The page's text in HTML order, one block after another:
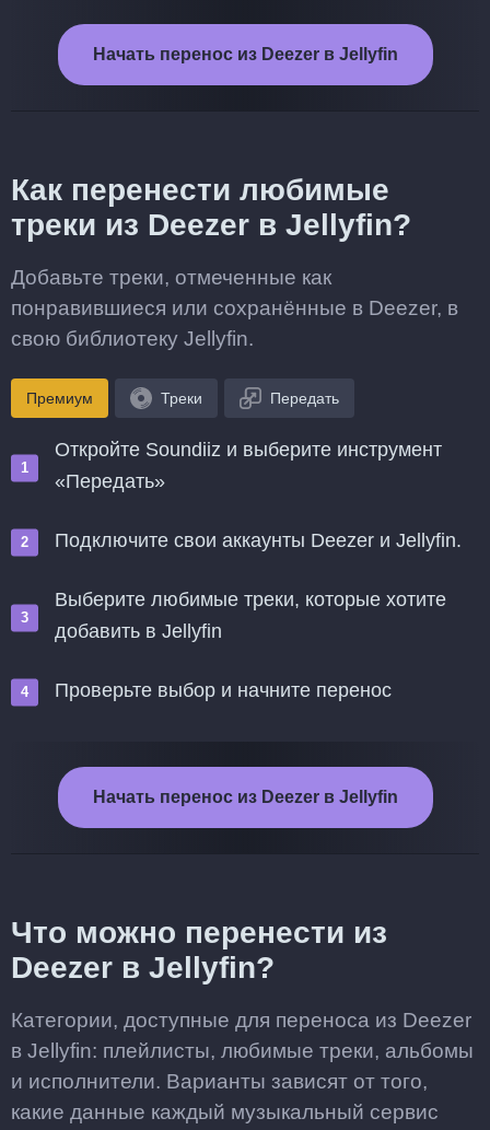
Начать перенос из Deezer в Jellyfin
Как перенести любимые
треки из Deezer в Jellyfin?
Добавьте треки, отмеченные как
понравившиеся или сохранённые в Deezer, в
свою библиотеку Jellyfin.
Премиум Треки Передать
Откройте Soundiiz и выберите инструмент
«Передать»
Подключите свои аккаунты Deezer и Jellyfin.
Выберите любимые треки, которые хотите
добавить в Jellyfin
Проверьте выбор и начните перенос
Начать перенос из Deezer в Jellyfin
Что можно перенести из
Deezer в Jellyfin?
Категории, доступные для переноса из Deezer
в Jellyfin: плейлисты, любимые треки, альбомы
и исполнители. Варианты зависят от того,
какие данные каждый музыкальный сервис